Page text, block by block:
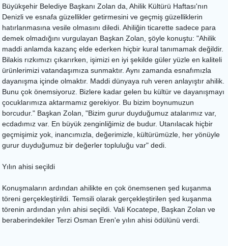
Büyükşehir Belediye Başkanı Zolan da, Ahilik Kültürü Haftası'nın
Denizli ve esnafa güzellikler getirmesini ve geçmiş güzelliklerin
hatırlanmasına vesile olmasını diledi. Ahiliğin ticarette sadece para
demek olmadığını vurgulayan Başkan Zolan, şöyle konuştu: "Ahilik
maddi anlamda kazanç elde ederken hiçbir kural tanımamak değildir.
Bilakis rızkımızı çıkarırken, işimizi en iyi şekilde güler yüzle en kaliteli
ürünlerimizi vatandaşımıza sunmaktır. Aynı zamanda esnafımızla
dayanışma içinde olmaktır. Maddi dünyaya ruh veren anlayıştır ahilik.
Bunu çok önemsiyoruz. Bizlere kadar gelen bu kültür ve dayanışmayı
çocuklarımıza aktarmamız gerekiyor. Bu bizim boynumuzun
borcudur." Başkan Zolan, "Bizim gurur duyduğumuz atalarımız var,
ecdadımız var. En büyük zenginliğimiz de budur. Utanılacak hiçbir
geçmişimiz yok, inancımızla, değerimizle, kültürümüzle, her yönüyle
gurur duyduğumuz bir değerler topluluğu var" dedi.
Yılın ahisi seçildi
Konuşmaların ardından ahilikte en çok önemsenen şed kuşanma
töreni gerçekleştirildi. Temsili olarak gerçekleştirilen şed kuşanma
törenin ardından yılın ahisi seçildi. Vali Kocatepe, Başkan Zolan ve
beraberindekiler Terzi Osman Eren'e yılın ahisi ödülünü verdi.